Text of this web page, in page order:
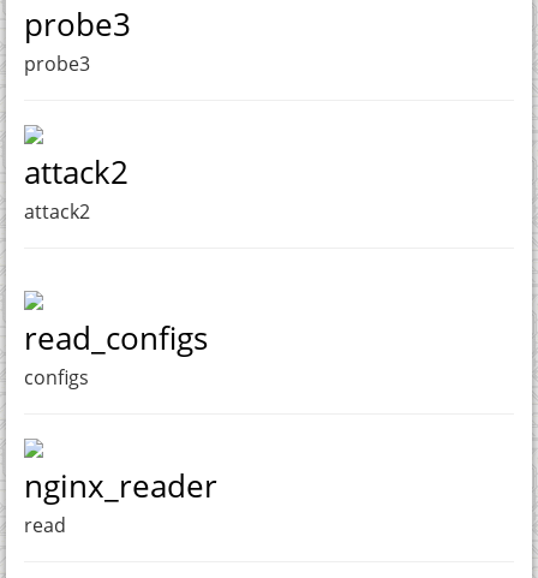
probe3
probe3
attack2
attack2
read_configs
configs
nginx_reader
read